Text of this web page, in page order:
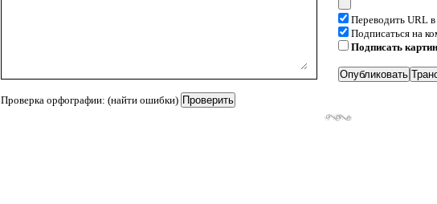
Проверка орфографии: (найти ошибки)
Переводить URL
Подписаться на
Подписать